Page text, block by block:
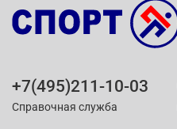
+7(495)211-10-03
Справочная служба